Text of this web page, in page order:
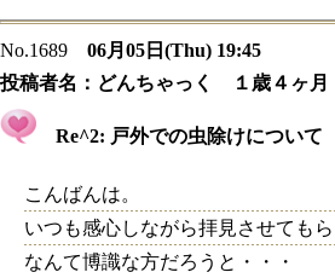
No.1689
06月05日(Thu) 19:45
投稿者名： どんちゃっく １歳４ヶ
Re^2: 戸外での虫除けについて
こんばんは。
いつも感心しながら拝見させてもら
なんて博識な方だろうと・・・